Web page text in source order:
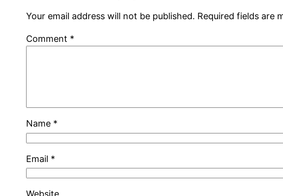
Your email address will not be published. Required fields are
Comment *
Name *
Email *